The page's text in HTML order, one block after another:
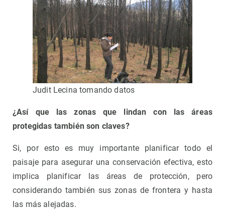
Judit Lecina tomando datos
¿Así que las zonas que lindan con las áreas
protegidas también son claves?
Si, por esto es muy importante planificar todo el
paisaje para asegurar una conservación efectiva, esto
implica planificar las áreas de protección, pero
considerando también sus zonas de frontera y hasta
las más alejadas.